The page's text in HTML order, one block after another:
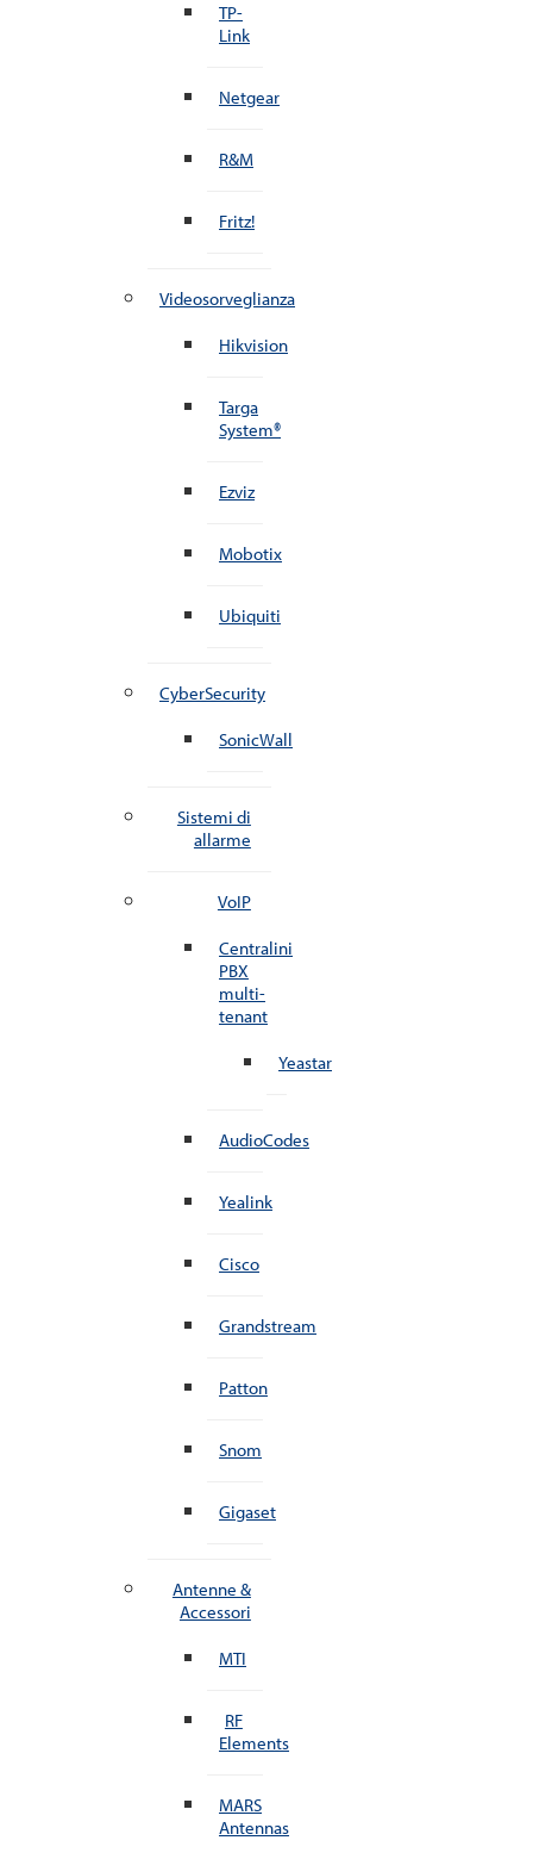
TP-
Link
Netgear
R&M
Fritz!
Videosorveglianza
Hikvision
Targa
System®
Ezviz
Mobotix
Ubiquiti
CyberSecurity
SonicWall
Sistemi di
allarme
VoIP
Centralini
PBX
multi-
tenant
Yeastar
AudioCodes
Yealink
Cisco
Grandstream
Patton
Snom
Gigaset
Antenne &
Accessori
MTI
RF
Elements
MARS
Antennas